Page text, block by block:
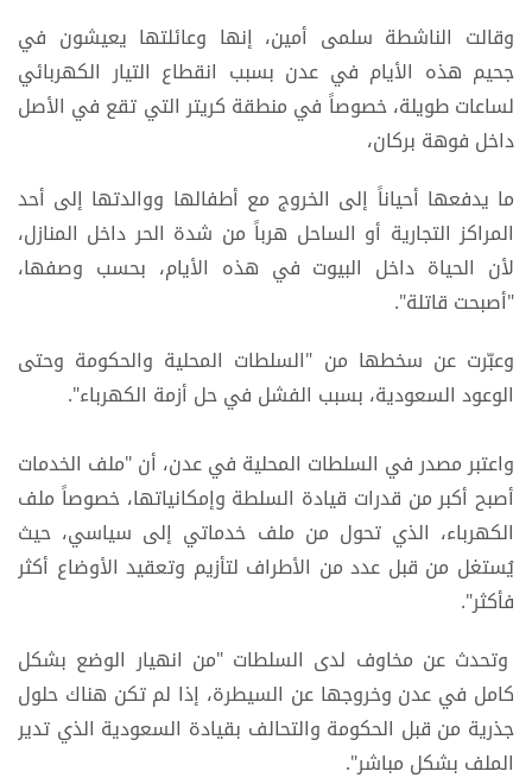
وقالت الناشطة سلمى أمين، إنها وعائلتها يعيشون في
جحيم هذه الأيام في عدن بسبب انقطاع التيار الكهربائي
لساعات طويلة، خصوصاً في منطقة كريتر التي تقع في الأصل
داخل فوهة بركان،
ما يدفعها أحياناً إلى الخروج مع أطفالها ووالدتها إلى أحد
المراكز التجارية أو الساحل هرباً من شدة الحر داخل المنازل،
لأن الحياة داخل البيوت في هذه الأيام، بحسب وصفها،
"أصبحت قاتلة".
وعبّرت عن سخطها من "السلطات المحلية والحكومة وحتى
الوعود السعودية، بسبب الفشل في حل أزمة الكهرباء".
واعتبر مصدر في السلطات المحلية في عدن، أن "ملف الخدمات
أصبح أكبر من قدرات قيادة السلطة وإمكانياتها، خصوصاً ملف
الكهرباء، الذي تحول من ملف خدماتي إلى سياسي، حيث
يُستغل من قبل عدد من الأطراف لتأزيم وتعقيد الأوضاع أكثر
فأكثر".
وتحدث عن مخاوف لدى السلطات "من انهيار الوضع بشكل
كامل في عدن وخروجها عن السيطرة، إذا لم تكن هناك حلول
جذرية من قبل الحكومة والتحالف بقيادة السعودية الذي تدير
الملف بشكل مباشر".